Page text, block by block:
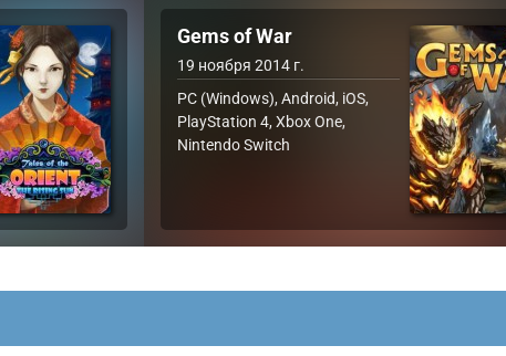
Gems of War
19 ноября 2014 г.
PC (Windows), Android, iOS,
PlayStation 4, Xbox One,
Nintendo Switch